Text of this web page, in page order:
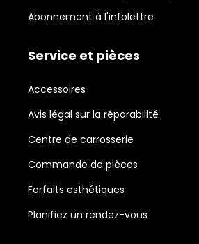
Abonnement à l'infolettre
Service et pièces
Accessoires
Avis légal sur la réparabilité
Centre de carrosserie
Commande de pièces
Forfaits esthétiques
Planifiez un rendez-vous